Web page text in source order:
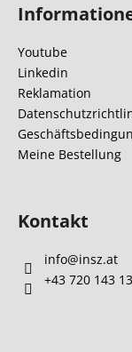
Youtube
Linkedin
Reklamation
Meine Bestellung
Kontakt
info@insz.at
+43 720 143